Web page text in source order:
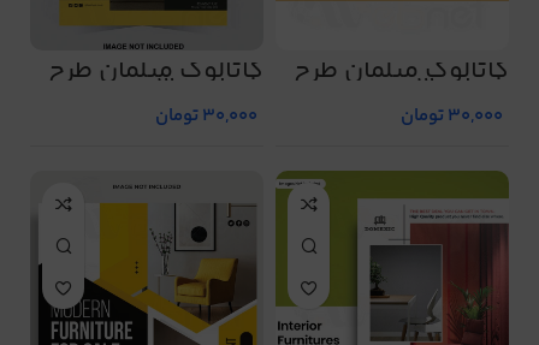
کاتالوگ مبلمان طرح
شماره 3
30,000تومان
کاتالوگ مبلمان طرح
شماره 30
30,000تومان